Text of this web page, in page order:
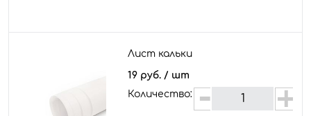
Лист кальки
19 руб. / шт
Количество: